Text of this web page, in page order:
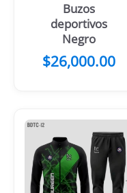
Buzos
deportivos
Negro
$26,000.00